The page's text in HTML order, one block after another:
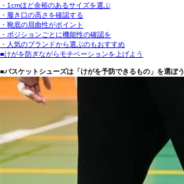
・1cmほど余裕のあるサイズを選ぶ
・履き口の高さを確認する
・靴底の屈曲性がポイント
・ポジションごとに機能性の確認を
・人気のブランドから選ぶのもおすすめ
■けがを防ぎながらモチベーションを上げよう
■バスケットシューズは「けがを予防できるもの」を選ぼう